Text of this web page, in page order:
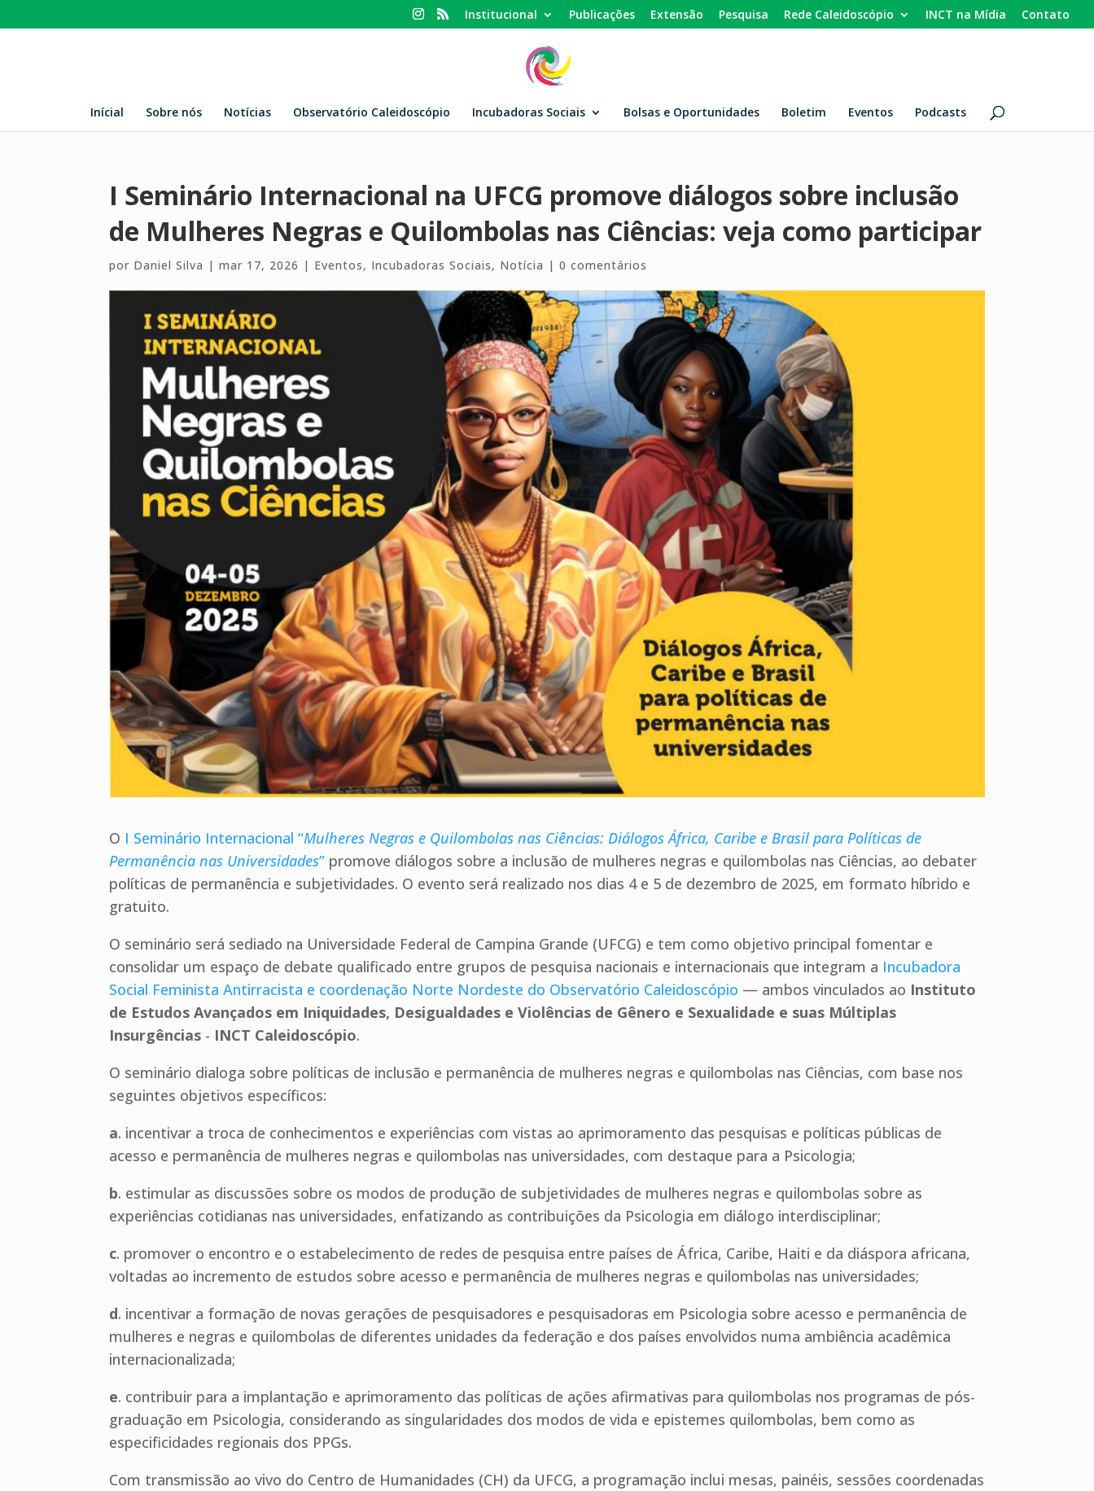
Institucional Publicações Extensão Pesquisa Rede Caleidoscópio INCT na Mídia Contato
Inícial Sobre nós Notícias Observatório Caleidoscópio Incubadoras Sociais Bolsas e Oportunidades Boletim Eventos Podcasts
I Seminário Internacional na UFCG promove diálogos sobre inclusão
de Mulheres Negras e Quilombolas nas Ciências: veja como participar
por Daniel Silva |mar 17, 2026 | Eventos, Incubadoras Sociais, Notícia |0 comentários
O I Seminário Internacional “Mulheres Negras e Quilombolas nas Ciências: Diálogos África, Caribe e Brasil para Políticas de
Permanência nas Universidades” promove diálogos sobre a inclusão de mulheres negras e quilombolas nas Ciências, ao debater
políticas de permanência e subjetividades. O evento será realizado nos dias 4 e 5 de dezembro de 2025, em formato híbrido e
gratuito.
O seminário será sediado na Universidade Federal de Campina Grande (UFCG) e tem como objetivo principal fomentar e
consolidar um espaço de debate qualificado entre grupos de pesquisa nacionais e internacionais que integram a Incubadora
Social Feminista Antirracista e coordenação Norte Nordeste do Observatório Caleidoscópio — ambos vinculados ao Instituto
de Estudos Avançados em Iniquidades, Desigualdades e Violências de Gênero e Sexualidade e suas Múltiplas
Insurgências - INCT Caleidoscópio.
O seminário dialoga sobre políticas de inclusão e permanência de mulheres negras e quilombolas nas Ciências, com base nos
seguintes objetivos específicos:
a. incentivar a troca de conhecimentos e experiências com vistas ao aprimoramento das pesquisas e políticas públicas de
acesso e permanência de mulheres negras e quilombolas nas universidades, com destaque para a Psicologia;
b. estimular as discussões sobre os modos de produção de subjetividades de mulheres negras e quilombolas sobre as
experiências cotidianas nas universidades, enfatizando as contribuições da Psicologia em diálogo interdisciplinar;
c. promover o encontro e o estabelecimento de redes de pesquisa entre países de África, Caribe, Haiti e da diáspora africana,
voltadas ao incremento de estudos sobre acesso e permanência de mulheres negras e quilombolas nas universidades;
d. incentivar a formação de novas gerações de pesquisadores e pesquisadoras em Psicologia sobre acesso e permanência de
mulheres e negras e quilombolas de diferentes unidades da federação e dos países envolvidos numa ambiência acadêmica
internacionalizada;
e. contribuir para a implantação e aprimoramento das políticas de ações afirmativas para quilombolas nos programas de pós-
graduação em Psicologia, considerando as singularidades dos modos de vida e epistemes quilombolas, bem como as
especificidades regionais dos PPGs.
Com transmissão ao vivo do Centro de Humanidades (CH) da UFCG, a programação inclui mesas, painéis, sessões coordenadas